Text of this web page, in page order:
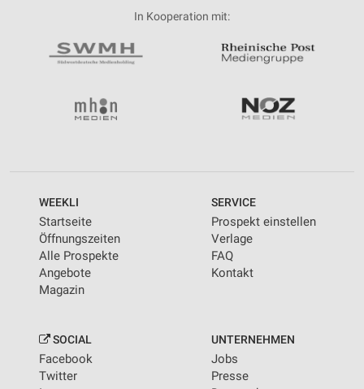
In Kooperation mit:
WEEKLI
Startseite
Öffnungszeiten
Alle Prospekte
Angebote
Magazin
SERVICE
Prospekt einstellen
Verlage
FAQ
Kontakt
SOCIAL
Facebook
Twitter
UNTERNEHMEN
Jobs
Presse